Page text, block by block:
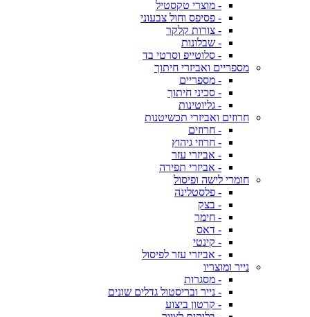
- מוצרי טקסטיל
- פסיפס וחול צבעוני
- צורות קלקר
- שבלונות
- סלוטייפ וסרטי בד
מספריים ואביזרי חיתוך
- מספריים
- סכיני חיתוך
- גליוטינות
חרוזים ואביזרי תכשיטנות
- חרוזים
- חרוזי גיהוץ
- אביזרי עזר
- אביזרי תפירה
חומרי לישה ופיסול
- פלסטלינה
- בצק
- חימר
- דאס
- קינטי
- אביזרי עזר לפיסול
נייר ומוצריו
- מסגרות
- נייר ובריסטול גדלים שונים
- קרטון ביצוע